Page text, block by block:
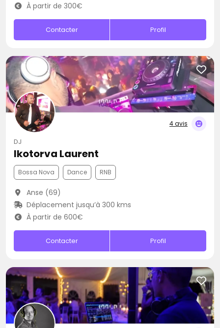
À partir de 300€
Contacter Profil
4 avis
DJ
Ikotorva Laurent
Bossa Nova Dance RNB
Anse (69)
Déplacement jusqu’à 300 kms
À partir de 600€
Contacter Profil